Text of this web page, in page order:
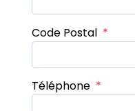
Code Postal *
Téléphone *